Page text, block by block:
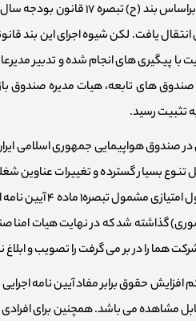
یافت. لکن شیوه اجرای این بند
۳ سال به طول انجامید. در نهایت با پیگیری های
و صندوق های تابعه، هیات مدیره
رسید.
تنوع بسیار گسترده و تغییرات
گذاشته شد که در نهایت هیات امنا
مشاهده می باشد. همچنین برای